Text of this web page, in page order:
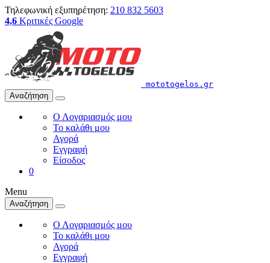
Τηλεφωνική εξυπηρέτηση: 210 832 5603
4,6 Κριτικές Google
mototogelos.gr
Αναζήτηση
Ο Λογαριασμός μου
Το καλάθι μου
Αγορά
Εγγραφή
Είσοδος
0
Menu
Αναζήτηση
Ο Λογαριασμός μου
Το καλάθι μου
Αγορά
Εγγραφή